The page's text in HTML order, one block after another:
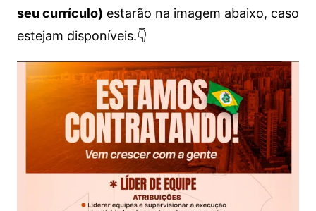
seu currículo) estarão na imagem abaixo, caso
estejam disponíveis.👇